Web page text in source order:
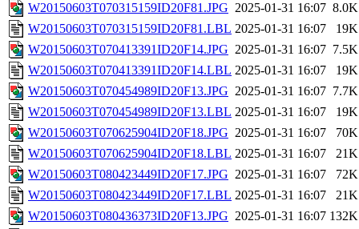
W20150603T070315159ID20F81.JPG 2025-01-31 16:07 8.0K
W20150603T070315159ID20F81.LBL 2025-01-31 16:07
19K
W20150603T070413391ID20F14.JPG 2025-01-31 16:07 7.5K
W20150603T070413391ID20F14.LBL 2025-01-31 16:07
19K
W20150603T070454989ID20F13.JPG 2025-01-31 16:07 7.7K
W20150603T070454989ID20F13.LBL 2025-01-31 16:07
19K
W20150603T070625904ID20F18.JPG 2025-01-31 16:07
70K
W20150603T070625904ID20F18.LBL 2025-01-31 16:07
21K
W20150603T080423449ID20F17.JPG 2025-01-31 16:07
72K
W20150603T080423449ID20F17.LBL 2025-01-31 16:07
21K
W20150603T080436373ID20F13.JPG 2025-01-31 16:07 132K